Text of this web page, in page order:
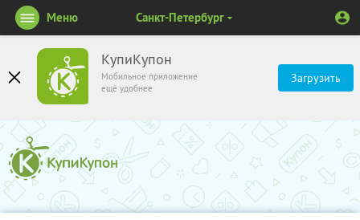
КупиКупон
Мобильное приложение
ещё удобнее
Загрузить
Меню Санкт-Петербург